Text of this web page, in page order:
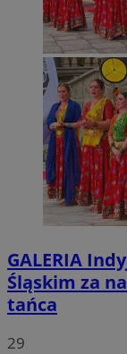
GALERIA
Śląskim za
tańca
29